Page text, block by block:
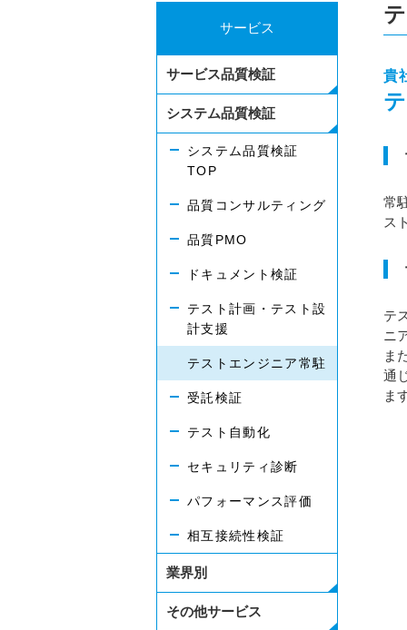
貴
常
ス
テ
ニ
ま
通
ま
サービス
サービス品質検証
システム品質検証
システム品質検証
TOP
品質コンサルティング
品質PMO
ドキュメント検証
テスト計画・テスト設
計支援
テストエンジニア常駐
受託検証
テスト自動化
セキュリティ診断
パフォーマンス評価
相互接続性検証
業界別
その他サービス